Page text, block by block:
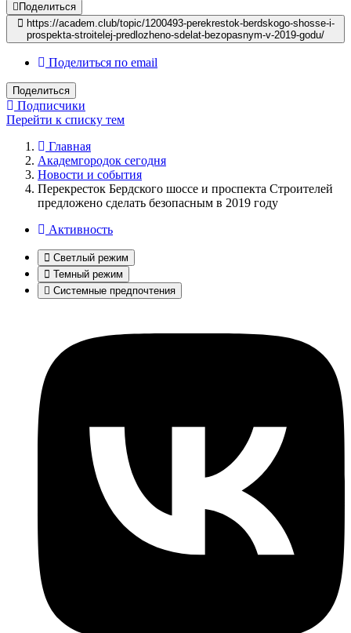
Поделиться
https://academ.club/topic/1200493-perekrestok-berdskogo-shosse-i-
prospekta-stroitelej-predlozheno-sdelat-bezopasnym-v-2019-godu/
Поделиться по email
Поделиться
Подписчики
Перейти к списку тем
Главная
Академгородок сегодня
Новости и события
Перекресток Бердского шоссе и проспекта Строителей
предложено сделать безопасным в 2019 году
Активность
Светлый режим
Темный режим
Системные предпочтения